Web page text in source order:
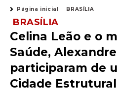
Página inicial BRASÍLIA
BRASÍLIA
Celina Leão e o
Saúde,
participaram de
Cidade